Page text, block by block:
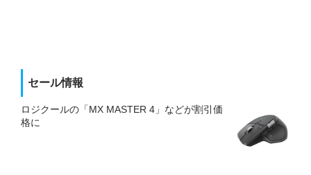
セール情報
ロジクールの「MX MASTER 4」などが割引価
格に